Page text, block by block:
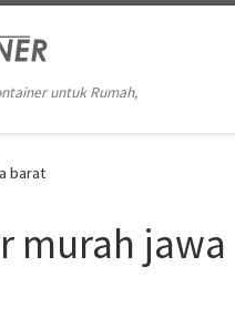
untuk Rumah,
barat
murah